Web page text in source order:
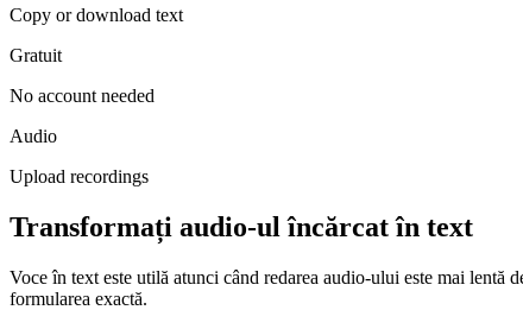
Copy or download text
Gratuit
No account needed
Audio
Upload recordings
Transformați audio-ul încărcat în text
Voce în text este utilă atunci când redarea audio-ului este mai lentă
formularea exactă.